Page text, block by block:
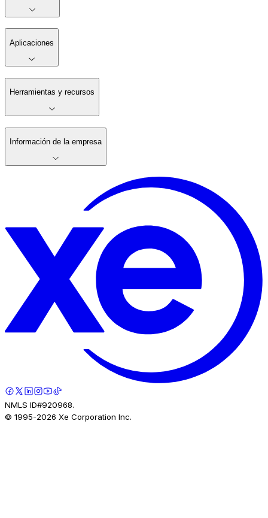
Aplicaciones
Herramientas y recursos
Información de la empresa
NMLS ID#920968.
© 1995-2026 Xe Corporation Inc.